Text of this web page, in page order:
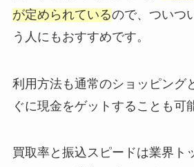
が定められているので、ついつ
う人にもおすすめです。
利用方法も通常のショッピング
ぐに現金をゲットすることも可
買取率と振込スピードは業界ト